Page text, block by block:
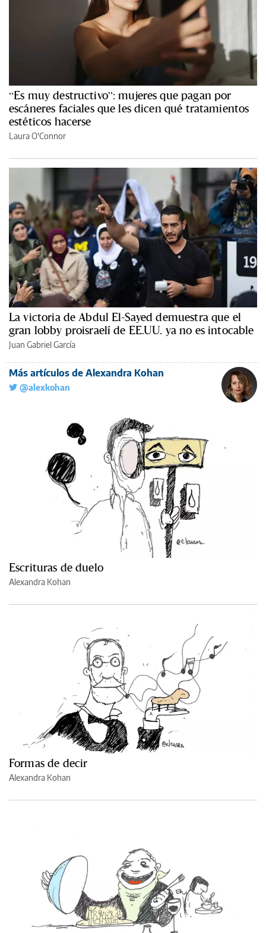
“Es muy destructivo”: mujeres que pagan por
escáneres faciales que les dicen qué tratamientos
estéticos hacerse
Laura O'Connor
La victoria de Abdul El-Sayed demuestra que el
gran lobby proisraelí de EE.UU. ya no es intocable
Juan Gabriel García
Más artículos de Alexandra Kohan
@alexkohan
Escrituras de duelo
Alexandra Kohan
Formas de decir
Alexandra Kohan